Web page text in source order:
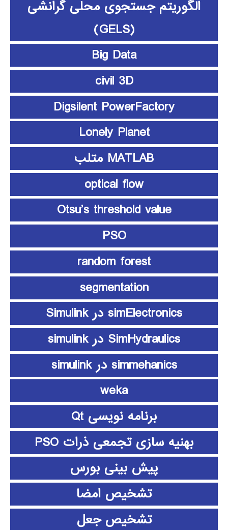
الگوریتم جستجوی محلی گرانشی
(GELS)
Big Data
civil 3D
Digsilent PowerFactory
Lonely Planet
MATLAB متلب
optical flow
Otsu’s threshold value
PSO
random forest
segmentation
simElectronics در Simulink
SimHydraulics در simulink
simmehanics در simulink
weka
برنامه نویسی Qt
بهنیه سازی تجمعی ذرات PSO
پیش بینی بورس
تشخیص امضا
تشخیص جعل